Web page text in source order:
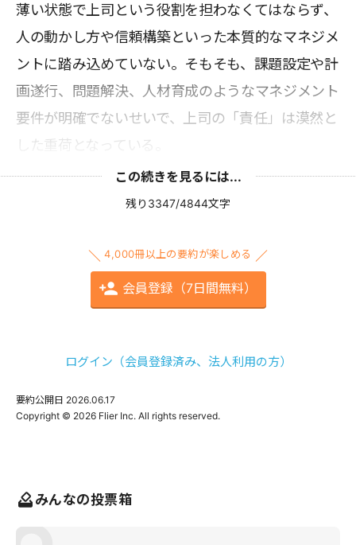
薄い状態で上司という役割を担わなくてはならず、
人の動かし方や信頼構築といった本質的なマネジメ
ントに踏み込めていない。そもそも、課題設定や計
画遂行、問題解決、人材育成のようなマネジメント
要件が明確でないせいで、上司の「責任」は漠然と
した重荷となっている。
この続きを見るには...
残り3347/4844文字
4,000冊以上の要約が楽しめる
会員登録（7日間無料）
ログイン（会員登録済み、法人利用の方）
要約公開日 2026.06.17
みんなの投票箱